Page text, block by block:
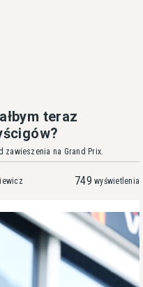
teraz
na Grand Prix.
749 wyświetlenia